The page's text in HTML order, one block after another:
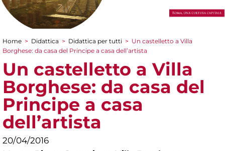
Tu sei qui
Home > Didattica > Didattica per tutti > Un castelletto a Villa
Borghese: da casa del Principe a casa dell’artista
Un castelletto a Villa
Borghese: da casa del
Principe a casa
dell’artista
20/04/2016